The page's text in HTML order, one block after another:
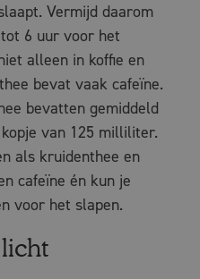
Vermijd daarom
6 uur voor het
alleen in koffie en
bevat vaak cafeïne.
bevatten gemiddeld
van 125 milliliter.
als kruidenthee en
cafeïne én kun je
voor het slapen.